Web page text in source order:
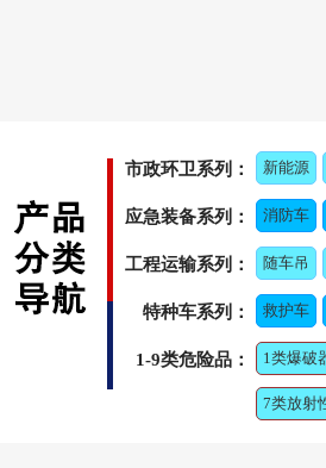
市政环卫系列： 新能源
应急装备系列： 消防车
工程运输系列： 随车吊
特种车系列： 救护车
1-9类危险品： 1类爆破
7类放射